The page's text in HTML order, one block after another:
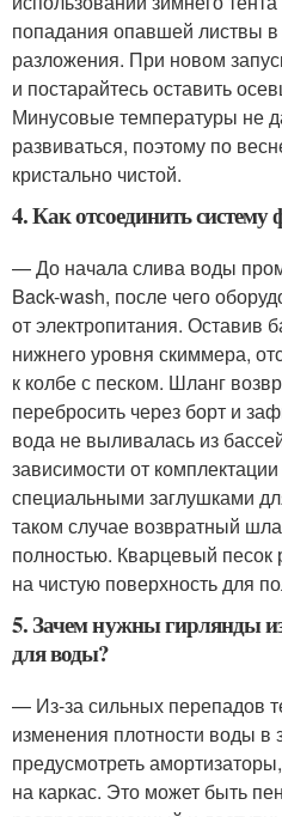
попадания опавшей листвы
разложения. При новом
и постарайтесь оставить
Минусовые температуры не
развиваться, поэтому по
кристально чистой.
4. Как отсоединить
— До начала слива воды
Back-wash, после чего
от электропитания. Оставив
нижнего уровня скиммера,
к колбе с песком. Шланг
перебросить через борт и
вода не выливалась из
зависимости от
специальными заглушками
таком случае возвратный
полностью. Кварцевый
на чистую поверхность для
5. Зачем нужны гирлянды
для воды?
— Из-за сильных перепадов
изменения плотности воды в
предусмотреть
на каркас. Это может быть